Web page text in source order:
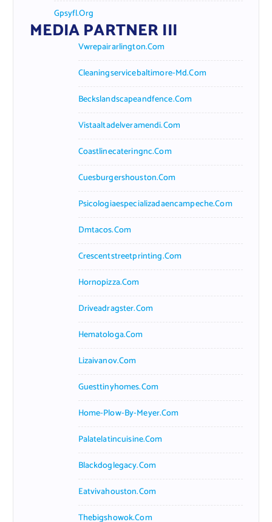
Gpsyfl.org
MEDIA PARTNER III
Vwrepairarlington.com
Cleaningservicebaltimore-Md.com
Beckslandscapeandfence.com
Vistaaltadelveramendi.com
Coastlinecateringnc.com
Cuesburgershouston.com
Psicologiaespecializadaencampeche.com
Dmtacos.com
Crescentstreetprinting.com
Hornopizza.com
Driveadragster.com
Hematologa.com
Lizaivanov.com
Guesttinyhomes.com
Home-Plow-By-Meyer.com
Palatelatincuisine.com
Blackdoglegacy.com
Eatvivahouston.com
Thebigshowok.com